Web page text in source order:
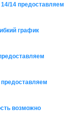
14 предоставляем
график
возможно